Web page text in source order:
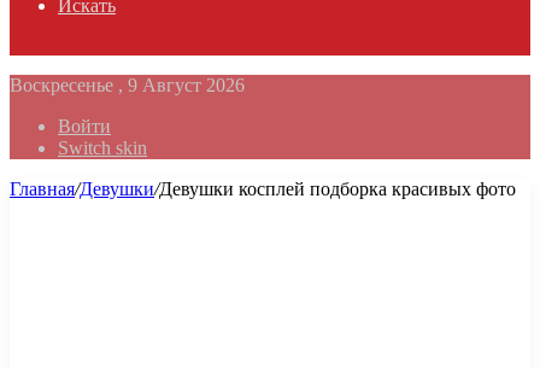
Искать
Воскресенье , 9 Август 2026
Войти
Switch skin
Главная/Девушки/Девушки косплей подборка красивых фото